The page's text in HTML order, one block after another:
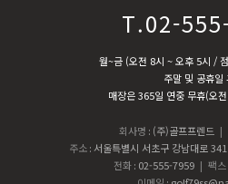
T.02-
월~금 (오전 8시 ~ 오후 5시 /
주말 및 공휴일
매장은 365일 연중 무휴(오
회사명 : (주)골프프렌드 |
주소 : 서울특별시 서초구 강남대로
전화 : 02-555-7959 | 팩스